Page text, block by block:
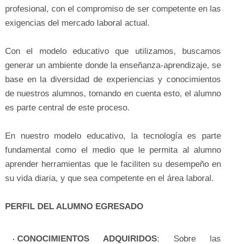
profesional, con el compromiso de ser competente en las
exigencias del mercado laboral actual.
Con el modelo educativo que utilizamos, buscamos
generar un ambiente donde la enseñanza-aprendizaje, se
base en la diversidad de experiencias y conocimientos
de nuestros alumnos, tomando en cuenta esto, el alumno
es parte central de este proceso.
En nuestro modelo educativo, la tecnología es parte
fundamental como el medio que le permita al alumno
aprender herramientas que le faciliten su desempeño en
su vida diaria, y que sea competente en el área laboral.
PERFIL DEL ALUMNO EGRESADO
CONOCIMIENTOS ADQUIRIDOS: Sobre las